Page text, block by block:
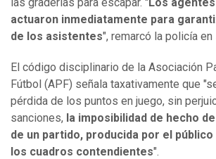
actuaron inmediatamente para
de los asistentes", remarcó la policía en
El código disciplinario de la Asociación
Fútbol (APF) señala taxativamente que
pérdida de los puntos en juego, sin
sanciones, la imposibilidad de hecho
de un partido, producida por el
los cuadros contendientes".